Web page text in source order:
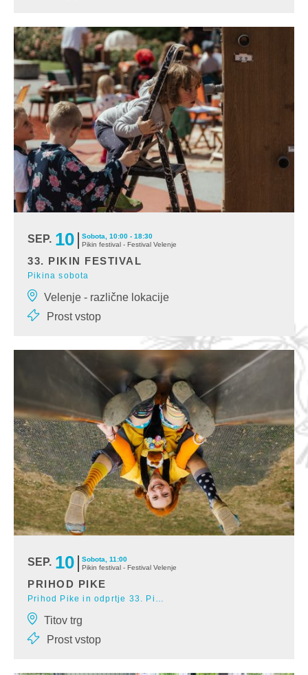
SEP. 10
Sobota, 10:00 - 18:30
Pikin festival - Festival Velenje
33. PIKIN FESTIVAL
Pikina sobota
V soboto dopoldne bo Pika s svojim prihodom v mesto na široko
odprla vrata in okna vseh prizorišč Na
Velenje - različne lokacije
Prost vstop
SEP. 10
Sobota, 11:00
Pikin festival - Festival Velenje
PRIHOD PIKE
Prihod Pike in odprtje 33. Pikinega festivala
Prihod Pike v mesto je pravi mali praznik. Glasno jo bomo klicali in
pričakali na Titovem trgu. Svoj
Titov trg
Prost vstop